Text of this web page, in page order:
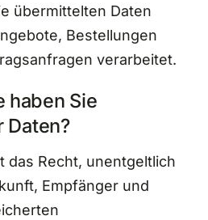
übermittelten Daten
Bestellungen
verarbeitet.
haben Sie
Daten?
das Recht, unentgeltlich
Empfänger und